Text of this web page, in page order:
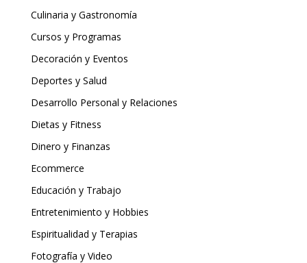
Culinaria y Gastronomía
Cursos y Programas
Decoración y Eventos
Deportes y Salud
Desarrollo Personal y Relaciones
Dietas y Fitness
Dinero y Finanzas
Ecommerce
Educación y Trabajo
Entretenimiento y Hobbies
Espiritualidad y Terapias
Fotografía y Video